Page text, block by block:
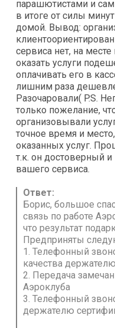
парашютистами и сам
в итоге от силы
домой. Вывод:
сервиса нет, на
оказать услуги
оплачивать его в
лишним раза
Разочаровали( P.S.
только пожелание,
организовывали
точное время и
оказанных услуг.
т.к. он достоверный
вашего сервиса.
Ответ:
Борис, большое
связь по работе
что результат
Предприняты
1. Телефонный
качества
2. Передача
Аэроклуба
3. Телефонный
держателю